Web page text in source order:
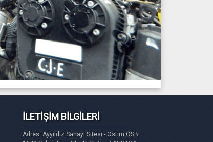
İLETİŞİM BİLGİLERİ
Adres: Ayyıldız Sanayi Sitesi - Ostim OSB